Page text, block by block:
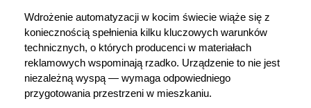
Korzystamy z plików cookies w celu
dostosowania zawartości serwisu do Twoich
Wdrożenie automatyzacji w kocim świecie wiąże się z
koniecznością spełnienia kilku kluczowych warunków
technicznych, o których producenci w materiałach
reklamowych wspominają rzadko. Urządzenie to nie jest
niezależną wyspą — wymaga odpowiedniego
przygotowania przestrzeni w mieszkaniu.